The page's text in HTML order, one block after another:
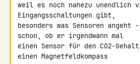
weil es noch nahezu unendlich
Eingangsschaltungen gibt,
besonders was Sensoren angeht
schon, ob er irgendwann mal
einen Sensor für den CO2-
einen Magnetfeldkompass